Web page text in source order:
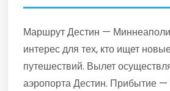
Маршрут Дестин —
интерес для тех, кто ищет
путешествий. Вылет
аэропорта Дестин. Прибытие —